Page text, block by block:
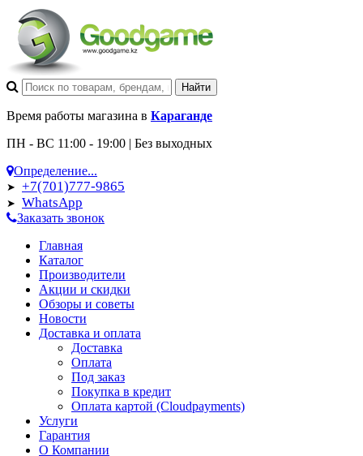
Время работы магазина в Караганде
ПН - ВС 11:00 - 19:00 | Без выходных
Определение...
➤ +7(701)777-9865
➤ WhatsApp
Заказать звонок
Главная
Каталог
Производители
Акции и скидки
Обзоры и советы
Новости
Доставка и оплата
Доставка
Оплата
Под заказ
Покупка в кредит
Оплата картой (Cloudpayments)
Услуги
Гарантия
О Компании